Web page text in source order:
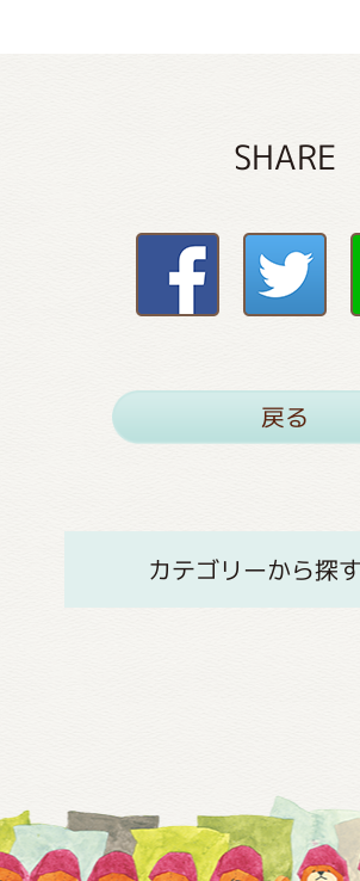
SHARE
戻る
カテゴリーから探